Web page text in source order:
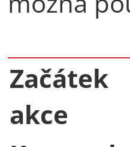
Začátek
akce